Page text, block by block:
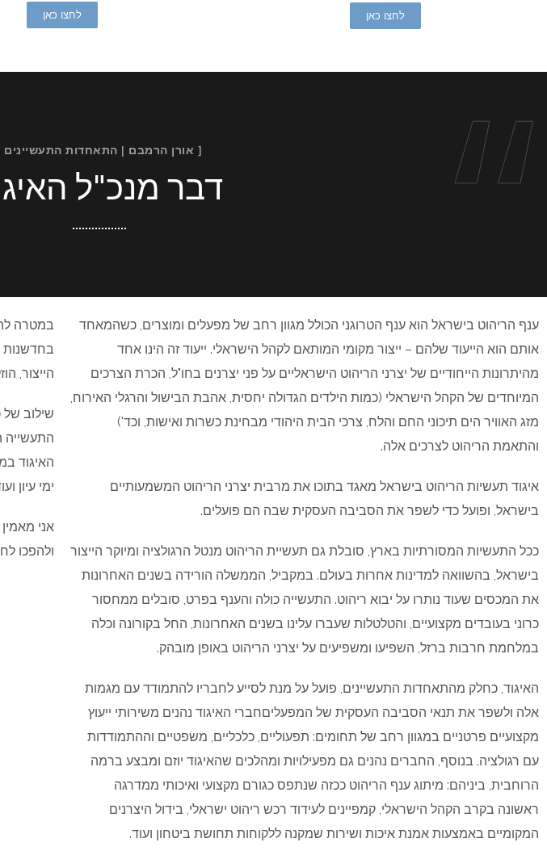
לחצו כאן לחצו כאן
[ אורן הרמבם | התאחדות התעשיינים
דבר מנכ"ל “
ענף הריהוט בישראל הוא ענף הטרוגני הכולל מגוון רחב של מפעלים ומוצרים, כשהמאחד
אותם הוא הייעוד שלהם – ייצור מקומי המותאם לקהל הישראלי. ייעוד זה הינו אחד
מהיתרונות הייחודיים של יצרני הריהוט הישראליים על פני יצרנים בחו"ל, הכרת הצרכים
המיוחדים של הקהל הישראלי (כמות הילדים הגדולה יחסית, אהבת הבישול והרגלי האירוח,
מזג האוויר הים תיכוני החם והלח, צרכי הבית היהודי מבחינת כשרות ואישות, וכד')
והתאמת הריהוט לצרכים אלה.
איגוד תעשיות הריהוט בישראל מאגד בתוכו את מרבית יצרני הריהוט המשמעותיים
בישראל, ופועל כדי לשפר את הסביבה העסקית שבה הם פועלים.
ככל התעשיות המסורתיות בארץ, סובלת גם תעשיית הריהוט מנטל הרגולציה ומיוקר הייצור
בישראל, בהשוואה למדינות אחרות בעולם. במקביל, הממשלה הורידה בשנים האחרונות
את המכסים שעוד נותרו על יבוא ריהוט. התעשייה כולה והענף בפרט, סובלים ממחסור
כרוני בעובדים מקצועיים, והטלטלות שעברו עלינו בשנים האחרונות, החל בקורונה וכלה
במלחמת חרבות ברזל, השפיעו ומשפיעים על יצרני הריהוט באופן מובהק.
האיגוד, כחלק מהתאחדות התעשיינים, פועל על מנת לסייע לחבריו להתמודד עם מגמות
אלה ולשפר את תנאי הסביבה העסקית של המפעליםחברי האיגוד נהנים משירותי ייעוץ
מקצועיים פרטניים במגוון רחב של תחומים: תפעוליים, כלכליים, משפטיים וההתמודדות
עם רגולציה. בנוסף, החברים נהנים גם מפעילויות ומהלכים שהאיגוד יוזם ומבצע ברמה
הרוחבית, ביניהם: מיתוג ענף הריהוט ככזה שנתפס כגורם מקצועי ואיכותי ממדרגה
ראשונה בקרב הקהל הישראלי, קמפיינים לעידוד רכש ריהוט ישראלי, בידול היצרנים
המקומיים באמצעות אמנת איכות ושירות שמקנה ללקוחות תחושת ביטחון ועוד.
במטרה
בחדשנות
הייצור,
שילוב של
התעשייה
האיגוד
ימי עיון
אני
ולהפכו